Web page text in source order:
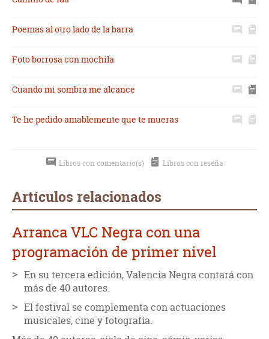
Poemas al otro lado de la barra
Foto borrosa con mochila
Cuando mi sombra me alcance
Te he pedido amablemente que te mueras
Libros con comentario(s) Libros con reseña
Artículos relacionados
Arranca VLC Negra con una
programación de primer nivel
En su tercera edición, Valencia Negra contará con
más de 40 autores.
El festival se complementa con actuaciones
musicales, cine y fotografía.